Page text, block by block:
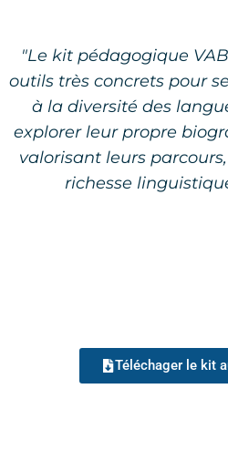
"Le kit pédagogique
outils très concrets pour
à la diversité des
explorer leur propre
valorisant leurs
richesse
Téléchager le kit